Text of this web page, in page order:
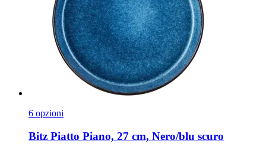
6 opzioni
Bitz Piatto Piano, 27 cm, Nero/blu scuro